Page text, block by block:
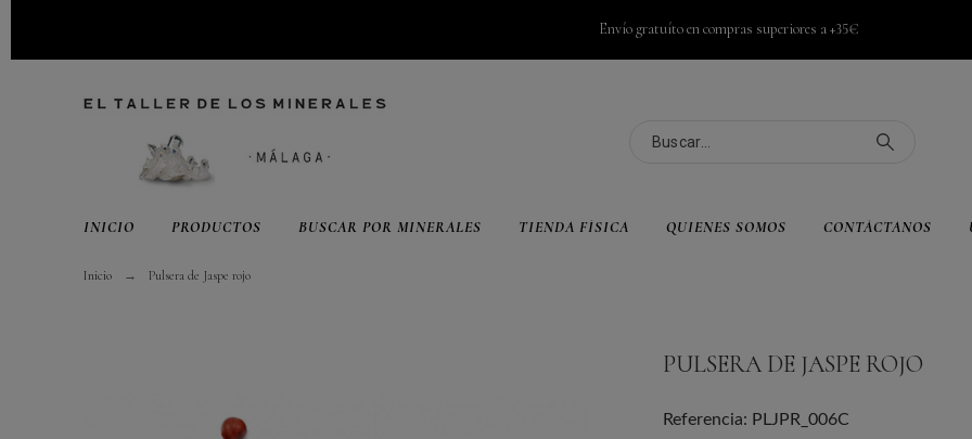
Envío gratuíto en compras superiores a +35€
INICIO PRODUCTOS BUSCAR POR MINERALES TIENDA FÍSICA QUIENES SOMOS CONTÁCTANOS
Inicio Pulsera de Jaspe rojo
PULSERA DE JASPE ROJO
Referencia: PLJPR_006C